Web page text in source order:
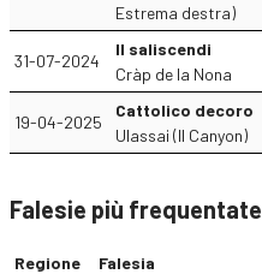
Estrema destra)
31-07-2024
Il saliscendi
Cràp de la Nona
19-04-2025
Cattolico decoro
Ulassai (Il Canyon)
Falesie più frequentate
Regione Falesia